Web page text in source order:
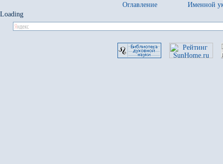
Оглавление
Именной
Loading